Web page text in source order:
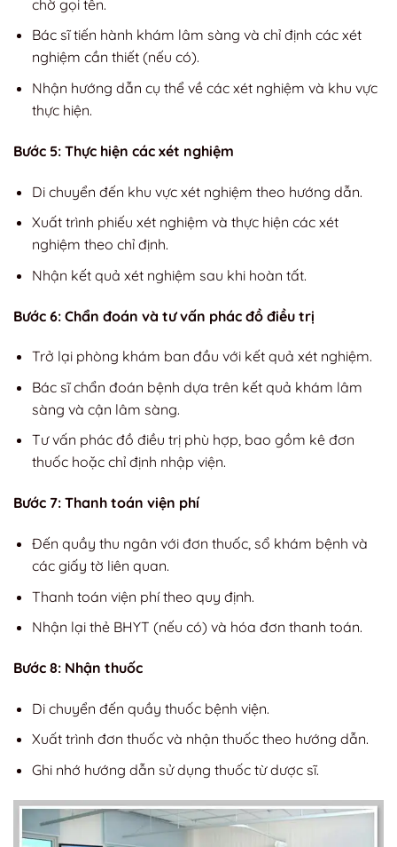
chờ gọi tên.
Bác sĩ tiến hành khám lâm sàng và chỉ định các xét
nghiệm cần thiết (nếu có).
Nhận hướng dẫn cụ thể về các xét nghiệm và khu vực
thực hiện.
Bước 5: Thực hiện các xét nghiệm
Di chuyển đến khu vực xét nghiệm theo hướng dẫn.
Xuất trình phiếu xét nghiệm và thực hiện các xét
nghiệm theo chỉ định.
Nhận kết quả xét nghiệm sau khi hoàn tất.
Bước 6: Chẩn đoán và tư vấn phác đồ điều trị
Trở lại phòng khám ban đầu với kết quả xét nghiệm.
Bác sĩ chẩn đoán bệnh dựa trên kết quả khám lâm
sàng và cận lâm sàng.
Tư vấn phác đồ điều trị phù hợp, bao gồm kê đơn
thuốc hoặc chỉ định nhập viện.
Bước 7: Thanh toán viện phí
Đến quầy thu ngân với đơn thuốc, sổ khám bệnh và
các giấy tờ liên quan.
Thanh toán viện phí theo quy định.
Nhận lại thẻ BHYT (nếu có) và hóa đơn thanh toán.
Bước 8: Nhận thuốc
Di chuyển đến quầy thuốc bệnh viện.
Xuất trình đơn thuốc và nhận thuốc theo hướng dẫn.
Ghi nhớ hướng dẫn sử dụng thuốc từ dược sĩ.